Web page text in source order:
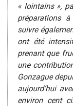
« lointains »,
préparations
suivre
ont été
prenant que
une
Gonzague
aujourd’hui
environ cent